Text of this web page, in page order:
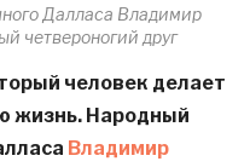
Далласа Владимир
четвероногий друг
человек делает
жизнь. Народный
Владимир